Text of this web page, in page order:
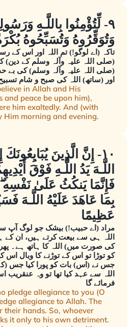
٩- لِّتُؤْمِنُوا بِاللَّـهِ
وَتُوَقِّرُوهُ وَتُسَبِّحُوهُ
تاکہ (اے لوگو!) تم اللہ اور اس کے
(صلی اللہ علیہ وآلہ وسلم کے دین)
(صلی اللہ علیہ وآلہ وسلم) کی بے
اور (ساتھ) اللہ کی صبح و شام
in Allah and His
and peace be upon him),
him exaltedly. And (with
morning and evening.
١٠- إِنَّ الَّذِينَ يُبَايِعُونَكَ
اللَّـهَ يَدُ اللَّـهِ فَوْقَ
فَإِنَّمَا يَنكُثُ عَلَىٰ
بِمَا عَاهَدَ عَلَيْهُ اللَّـهَ
عَظِيمًا
مراد (اے حبیب!) بیشک جو لوگ آپ
اللہ ہی سے بیعت کرتے ہیں، ان کے
کی صورت میں) اللہ کا ہاتھ ہے۔
کو توڑا تو اس کے توڑنے کا وبال اس
جس نے (اس) بات کو پورا کیا جس (کے
اللہ سے عہد کیا تھا تو وہ عنقریب
فرمائے گا
pledge allegiance to you (O
allegiance to Allah. The
their hands. So, whoever
it only to his own detriment.